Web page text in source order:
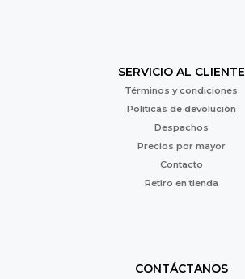
SERVICIO AL CLIENTE
Términos y condiciones
Políticas de devolución
Despachos
Precios por mayor
Contacto
Retiro en tienda
CONTÁCTANOS